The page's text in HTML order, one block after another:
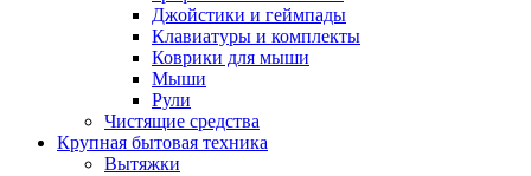
Джойстики и геймпады
Клавиатуры и комплекты
Коврики для мыши
Мыши
Рули
Чистящие средства
Крупная бытовая техника
Вытяжки